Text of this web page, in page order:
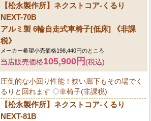
【松永製作所】ネクストコア-くるり
NEXT-70B
アルミ製 6輪自走式車椅子[低床] 《非課
税》
メーカー希望小売価格198,440円のところ
当店販売価格105,900円 (税込)
圧倒的な小回り性能！狭い廊下もその場でく
るりと回れます ◇車椅子(非課税)
【松永製作所】ネクストコア-くるり
NEXT-81B